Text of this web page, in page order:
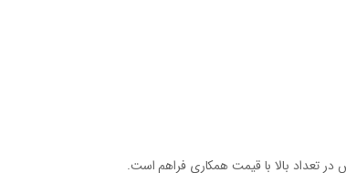
تعداد بالا با قیمت همکاری فراهم است.